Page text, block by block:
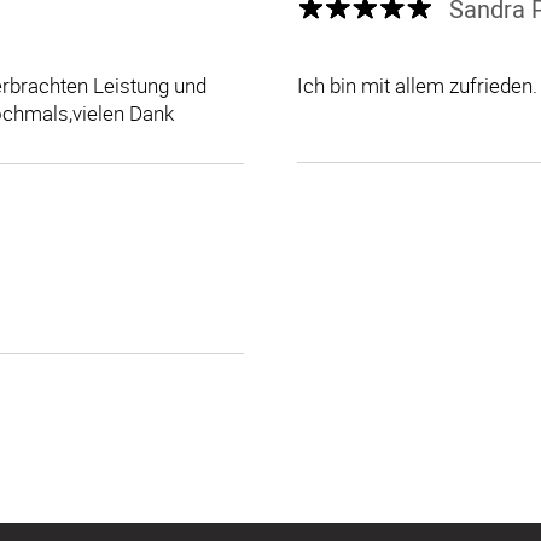
Leistung und
Dank
Sandra
Ich bin mit allem zufrieden.